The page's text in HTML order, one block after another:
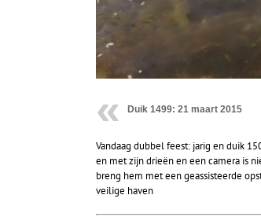
Duik 1499: 21 maart 2015
Vandaag dubbel feest: jarig en duik
en met zijn drieën en een camera is
breng hem met een geassisteerde
veilige haven